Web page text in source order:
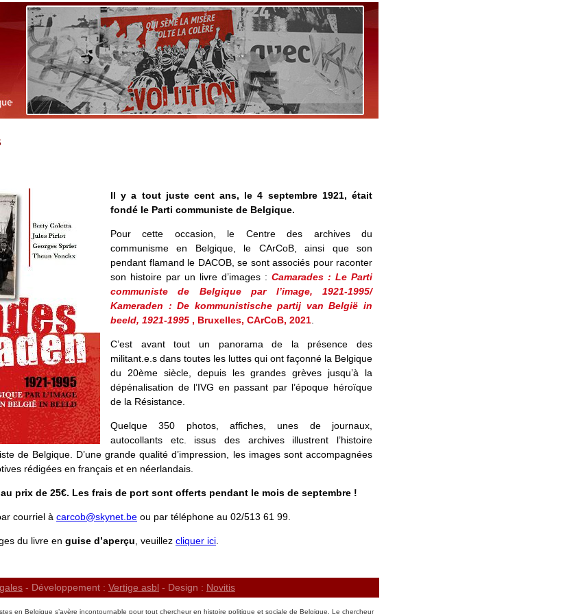
Il y a tout juste cent ans, le 4 septembre 1921, était
fondé le Parti communiste de Belgique.
Pour cette occasion, le Centre des archives du
communisme en Belgique, le CArCoB, ainsi que son
pendant flamand le DACOB, se sont associés pour raconter
son histoire par un livre d’images : Camarades : Le Parti
communiste de Belgique par l’image, 1921-1995/
Kameraden : De kommunistische partij van België in
beeld, 1921-1995 , Bruxelles, CArCoB, 2021
C’est avant tout un panorama de la présence des
militant.e.s dans toutes les luttes qui ont façonné la Belgique
du 20ème siècle, depuis les grandes grèves jusqu’à la
dépénalisation de l’IVG en passant par l’époque héroïque
de la Résistance.
Quelque 350 photos, affiches, unes de journaux,
autocollants etc. issus des archives illustrent l’histoire
de Belgique. D’une grande qualité d’impression, les images sont accompagnées
rédigées en français et en néerlandais.
prix de 25€. Les frais de port sont offerts pendant le mois de septembre !
courriel à carcob@skynet.be ou par téléphone au 02/513 61 99.
du livre en guise d’aperçu , veuillez cliquer ici
- Développement : Vertige asbl - Design : Novitis
en Belgique s’avère incontournable pour tout chercheur en histoire politique et sociale de Belgique. Le chercheur